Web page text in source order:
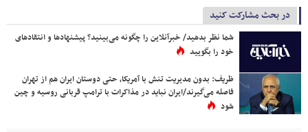
در بحث مشارکت کنید
شما نظر بدهید/ خبرآنلاین را چگونه می‌بینید؟ پیشنهادها و انتقادهای
خود را بگویید
ظریف: بدون مدیریت تنش با آمریکا، حتی دوستان ایران هم از تهران
فاصله می‌گیرند/ایران نباید در مذاکرات با ترامپ قربانی روسیه و چین
شود